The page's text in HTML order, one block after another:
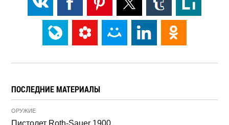
ПОСЛЕДНИЕ МАТЕРИАЛЫ
ОРУЖИЕ
Пистолет Roth-Sauer 1900